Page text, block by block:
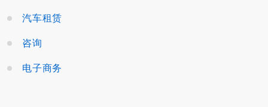
汽车租赁
咨询
电子商务